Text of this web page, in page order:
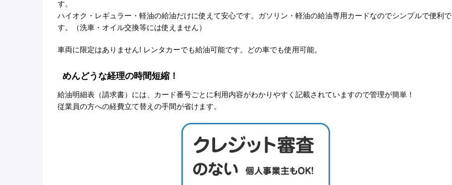
す。
ハイオク・レギュラー・軽油の給油だけに使えて安心です。ガソリン・軽油の給油専用カードなのでシンプルで便利で
す。（洗車・オイル交換等には使えません）
車両に限定はありません! レンタカーでも給油可能です。どの車でも使用可能。
めんどうな経理の時間短縮！
給油明細表（請求書）には、カード番号ごとに利用内容がわかりやすく記載されていますので管理が簡単！
従業員の方への経費立て替えの手間が省けます。